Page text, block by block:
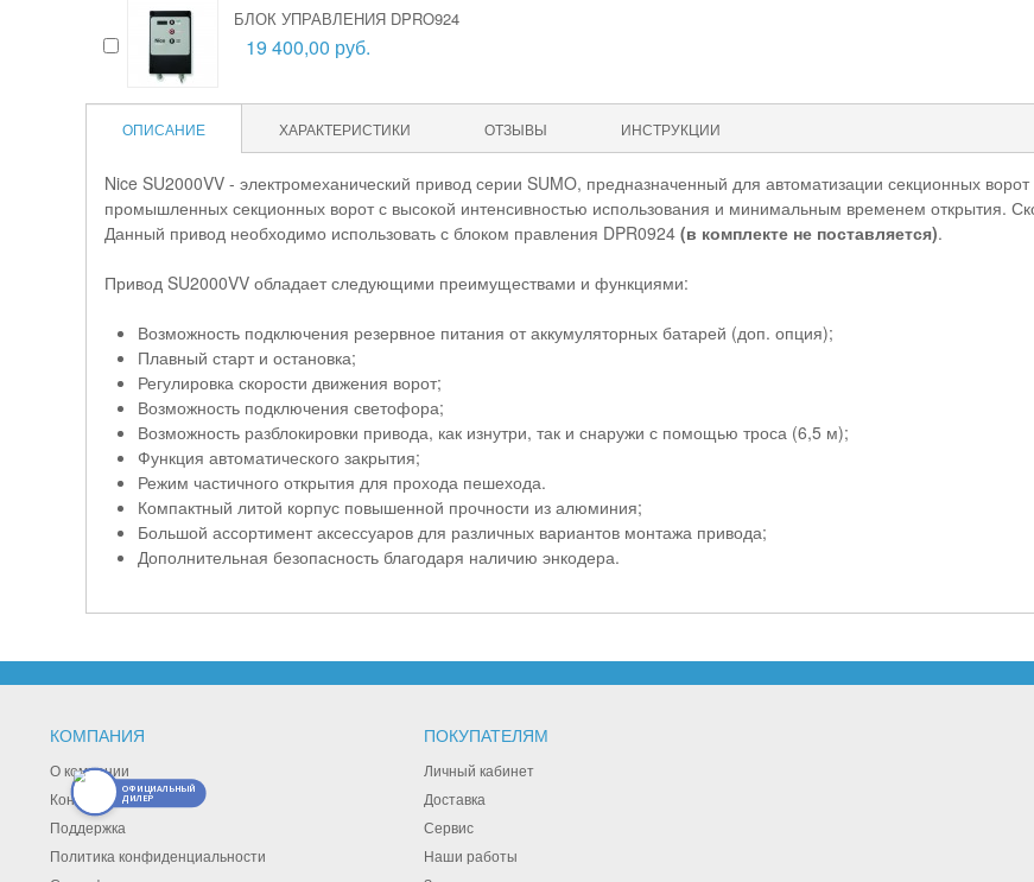
БЛОК УПРАВЛЕНИЯ DPRO924
19 400,00 руб.
ОПИСАНИЕ ХАРАКТЕРИСТИКИ ОТЗЫВЫ ИНСТРУКЦИИ
Nice SU2000VV - электромеханический привод серии SUMO, предназначенный для автоматизации секционных
промышленных секционных ворот с высокой интенсивностью использования и минимальным временем открытия.
Данный привод необходимо использовать с блоком правления DPR0924 (в комплекте не поставляется).
Привод SU2000VV обладает следующими преимуществами и функциями:
Возможность подключения резервное питания от аккумуляторных батарей (доп. опция);
Плавный старт и остановка;
Регулировка скорости движения ворот;
Возможность подключения светофора;
Возможность разблокировки привода, как изнутри, так и снаружи с помощью троса (6,5 м);
Функция автоматического закрытия;
Режим частичного открытия для прохода пешехода.
Компактный литой корпус повышенной прочности из алюминия;
Большой ассортимент аксессуаров для различных вариантов монтажа привода;
Дополнительная безопасность благодаря наличию энкодера.
КОМПАНИЯ
О компании
Контакты
Поддержка
Политика конфиденциальности
ПОКУПАТЕЛЯМ
Личный кабинет
Доставка
Сервис
Наши работы
ОФИЦИАЛЬНЫЙ
ДИЛЕР